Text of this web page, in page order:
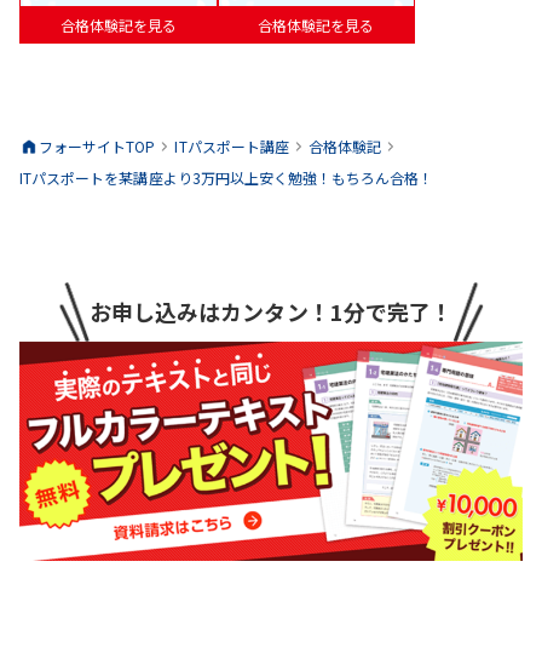
合格体験記を見る 合格体験記を見る
フォーサイトTOP ITパスポート講座
合格体験記
ITパスポートを某講座より3万円以上安く勉強！もちろん合格！
お申し込みはカンタン！1分で完了！